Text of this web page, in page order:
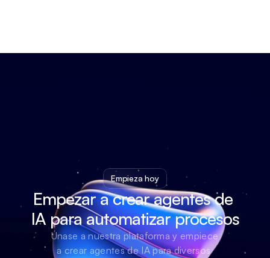
Empieza hoy
Empezar a crear agentes de
IA para automatizar procesos
Únase a nuestra plataforma y empiece
a crear agentes de IA para diversos